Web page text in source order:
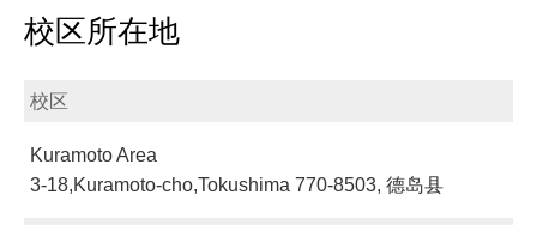
校区所在地
校区
Kuramoto Area
3-18,Kuramoto-cho,Tokushima 770-8503, 德岛县